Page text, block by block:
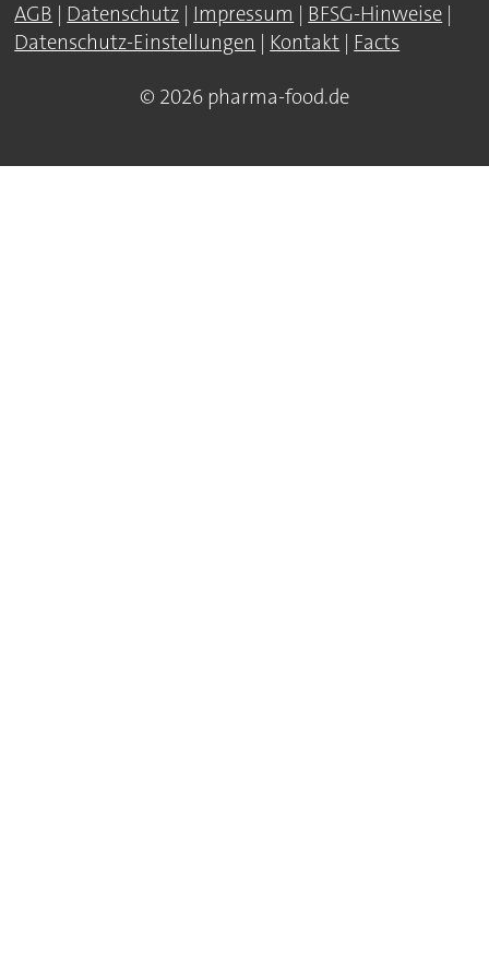
AGB | Datenschutz | Impressum | BFSG-Hinweise |
Datenschutz-Einstellungen | Kontakt | Facts
© 2026 pharma-food.de